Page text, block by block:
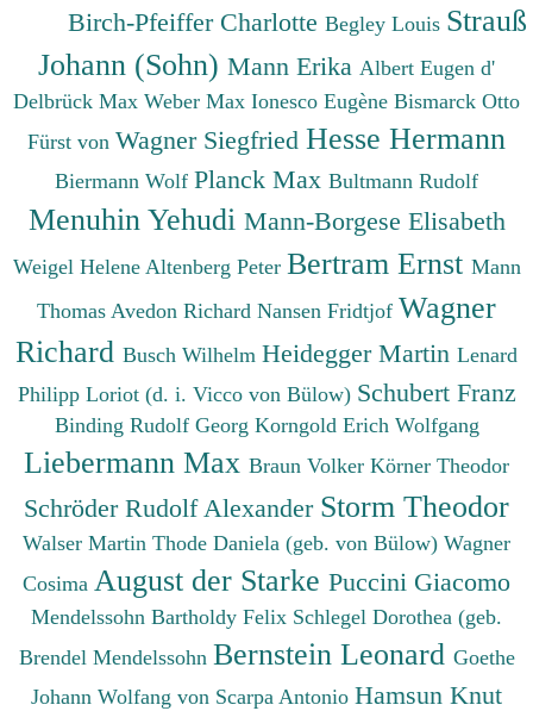
Birch-Pfeiffer CharlotteBegley Louis Strauß
Johann (Sohn) Mann Erika Albert Eugen d'
Delbrück Max Weber Max Ionesco Eugène Bismarck Otto
Fürst von Wagner Siegfried Hesse Hermann
Biermann Wolf Planck Max Bultmann Rudolf
Menuhin Yehudi Mann-Borgese Elisabeth
Weigel Helene Altenberg Peter Bertram Ernst Mann
Thomas Avedon Richard Nansen Fridtjof Wagner
Richard Busch Wilhelm Heidegger Martin Lenard
Philipp Loriot (d. i. Vicco von Bülow) Schubert Franz
Binding Rudolf Georg Korngold Erich Wolfgang
Liebermann Max Braun Volker Körner Theodor
Schröder Rudolf Alexander Storm Theodor
Walser Martin Thode Daniela (geb. von Bülow) Wagner
Cosima August der Starke Puccini Giacomo
Mendelssohn Bartholdy Felix Schlegel Dorothea (geb.
Brendel Mendelssohn Bernstein Leonard Goethe
Johann Wolfang von Scarpa Antonio Hamsun Knut